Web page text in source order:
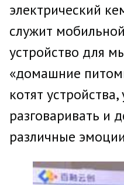
электрический
служит
устройство для
«домашние
котят
разговаривать и
различные